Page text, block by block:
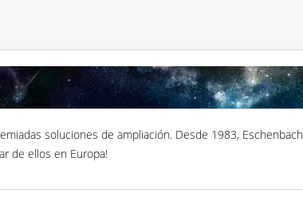
soluciones de ampliación. Desde 1983,
de ellos en Europa!